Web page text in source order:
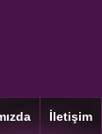
İletişim